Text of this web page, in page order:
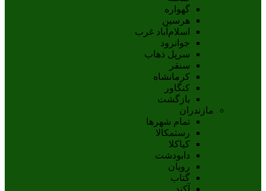
گهواره
هرسین
اسلام‌‌آباد غرب
جوانرود
سرپل ذهاب
سنقر
کرمانشاه
کنگاور
بازگشت
مازندران
تمام شهر‌ها
رستمکالا
کیاکلا
دابودشت
رویان
گتاب
آکند